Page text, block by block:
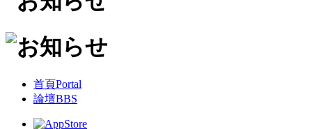
首頁Portal
論壇BBS